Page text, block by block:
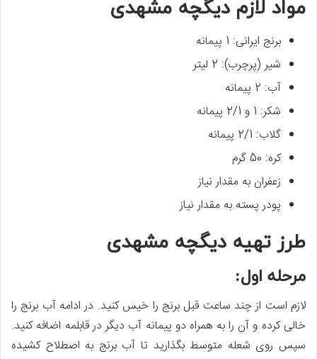
مواد لازم دیگچه مشهدی
برنج ایرانی: 1 پیمانه
شیر (پرچرب): 2 لیتر
آب: 2 پیمانه
شکر: 1 و 2/1 پیمانه
گلاب: 2/1 پیمانه
کره: 50 گرم
زعفران به مقدار نیاز
پودر پسته به مقدار نیاز
طرز تهیه دیگچه مشهدی
مرحله اول:
لازم است از چند ساعت قبل برنج را خیس کنید. در ادامه آب برنج را
خالی کرده و آن را به همراه دو پیمانه آب دیگر در قابلمه اضافه کنید.
سپس روی شعله متوسط بگذارید تا آب برنج به اصطلاح کشیده